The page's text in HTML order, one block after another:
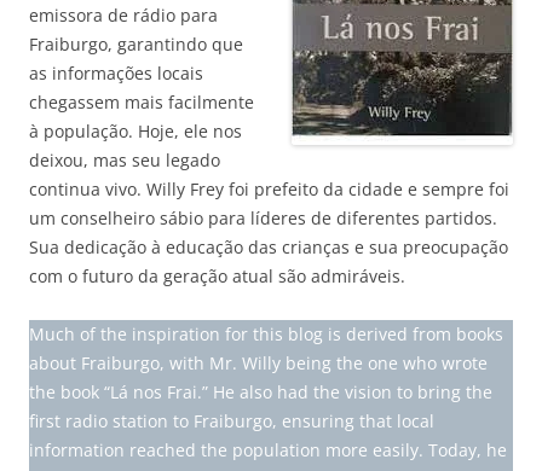
emissora de rádio para
Fraiburgo, garantindo que
as informações locais
chegassem mais facilmente
à população. Hoje, ele nos
deixou, mas seu legado
continua vivo. Willy Frey foi prefeito da cidade e sempre foi
um conselheiro sábio para líderes de diferentes partidos.
Sua dedicação à educação das crianças e sua preocupação
com o futuro da geração atual são admiráveis.
Much of the inspiration for this blog is derived from books
about Fraiburgo, with Mr. Willy being the one who wrote
the book “Lá nos Frai.” He also had the vision to bring the
first radio station to Fraiburgo, ensuring that local
information reached the population more easily. Today, he